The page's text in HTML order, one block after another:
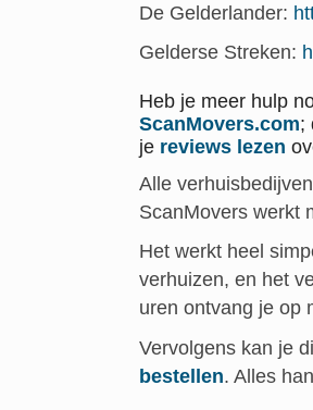
De Gelderlander:
Gelderse Streken:
Heb je meer hulp
ScanMovers.com;
je reviews lezen
Alle
ScanMovers werkt
Het werkt heel
verhuizen, en het
uren ontvang je op
Vervolgens kan je
bestellen. Alles